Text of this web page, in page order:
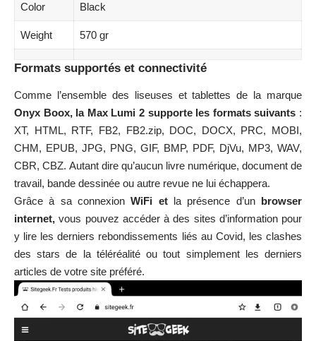
Color Black
Weight 570 gr
Formats supportés et connectivité
Comme l’ensemble des liseuses et tablettes de la marque
Onyx Boox, la Max Lumi 2 supporte les formats suivants :
XT, HTML, RTF, FB2, FB2.zip, DOC, DOCX, PRC, MOBI,
CHM, EPUB, JPG, PNG, GIF, BMP, PDF, DjVu, MP3, WAV,
CBR, CBZ. Autant dire qu’aucun livre numérique, document de
travail, bande dessinée ou autre revue ne lui échappera.
Grâce à sa connexionWiFi etla présence d’un browser
internet, vous pouvez accéder à des sites d’information pour
y lire les derniers rebondissements liés au Covid, les clashes
des stars de la téléréalité ou tout simplement les derniers
articles de votre site préféré.